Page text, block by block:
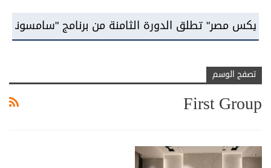
تطلق الدورة الثامنة من برنامج "سامسونج
تصفح الوسم
First Group